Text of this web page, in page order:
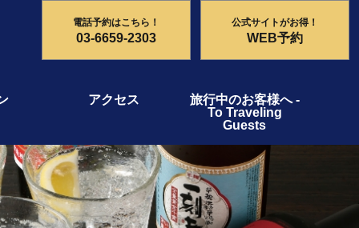
電話予約はこちら！
03-6659-2303
公式サイトがお得！
WEB予約
アクセス
旅行中のお客様へ -
To Traveling
Guests